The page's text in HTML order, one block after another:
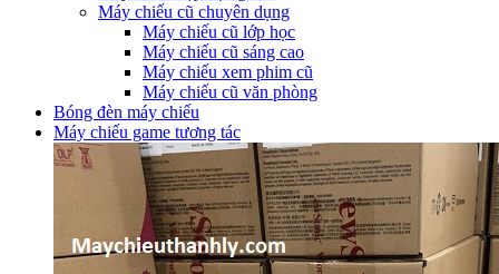
Máy chiếu cũ chuyên dụng
Máy chiếu cũ lớp học
Máy chiếu cũ sáng cao
Máy chiếu xem phim cũ
Máy chiếu cũ văn phòng
Bóng đèn máy chiếu
Máy chiếu game tương tác